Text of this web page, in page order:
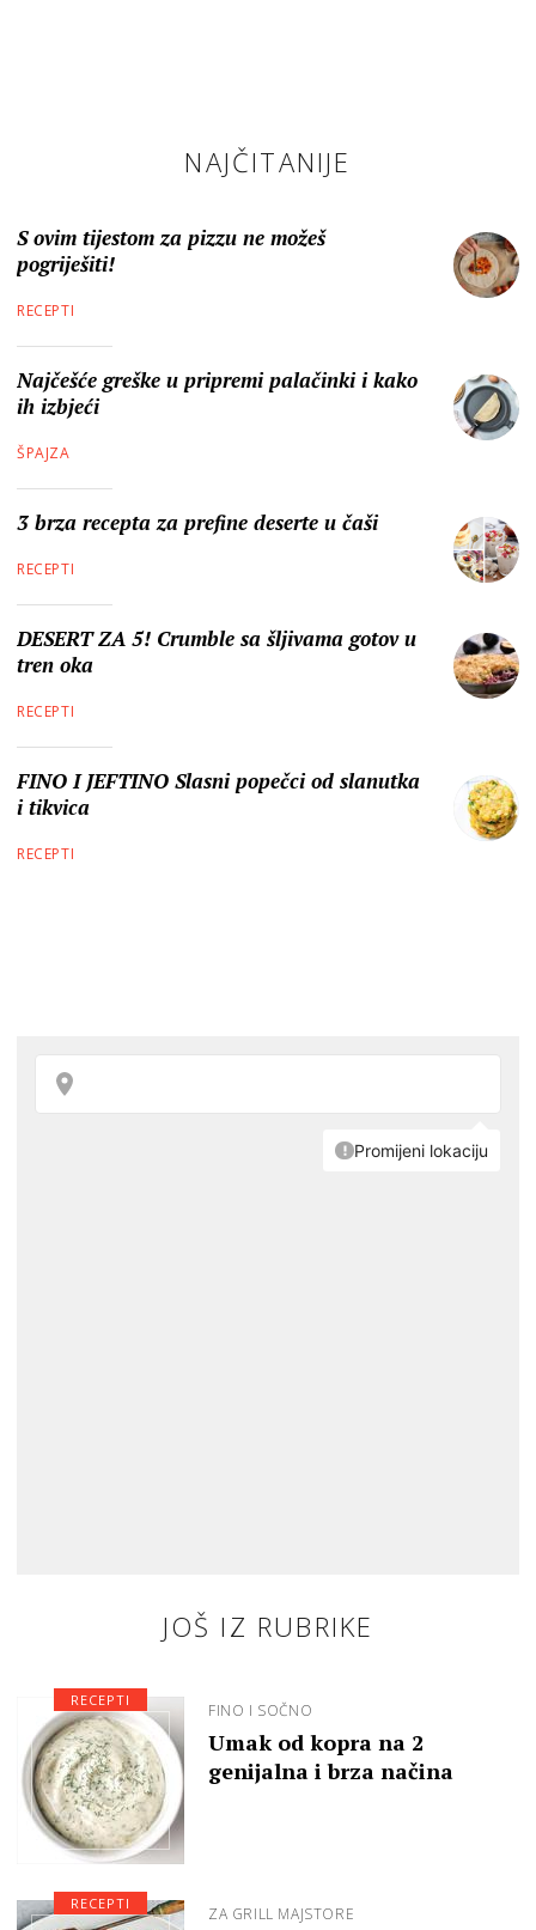
NAJČITANIJE
S ovim tijestom za pizzu ne možeš
pogriješiti!
RECEPTI
Najčešće greške u pripremi palačinki i kako
ih izbjeći
ŠPAJZA
3 brza recepta za prefine deserte u čaši
RECEPTI
DESERT ZA 5! Crumble sa šljivama gotov u
tren oka
RECEPTI
FINO I JEFTINO Slasni popečci od slanutka
i tikvica
RECEPTI
JOŠ IZ RUBRIKE
FINO I SOČNO
Umak od kopra na 2
genijalna i brza načina
RECEPTI
ZA GRILL MAJSTORE
RECEPTI